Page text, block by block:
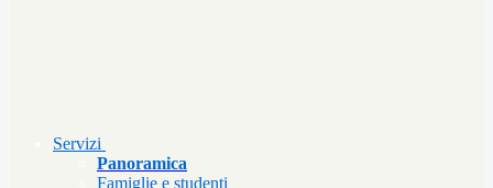
Servizi
Panoramica
Famiglie e studenti